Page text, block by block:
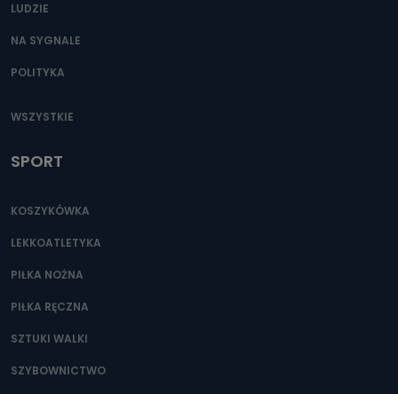
LUDZIE
NA SYGNALE
POLITYKA
WSZYSTKIE
SPORT
KOSZYKÓWKA
LEKKOATLETYKA
PIŁKA NOŻNA
PIŁKA RĘCZNA
SZTUKI WALKI
SZYBOWNICTWO